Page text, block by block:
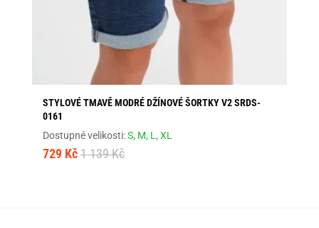
STYLOVÉ TMAVĚ MODRÉ DŽÍNOVÉ ŠORTKY V2 SRDS-
0161
Dostupné velikosti:S, M, L,XL
729 Kč 1 139 Kč